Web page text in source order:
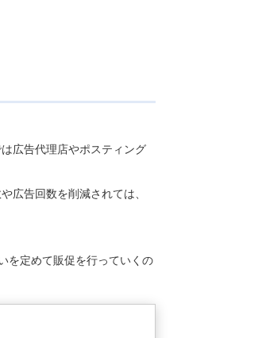
広告代理店やポスティング
広告回数を削減されては、
を定めて販促を行っていくの